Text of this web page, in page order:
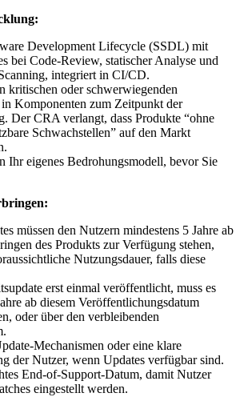
Development Lifecycle (SSDL) mit
bei Code-Review, statischer Analyse und
integriert in CI/CD.
kritischen oder schwerwiegenden
Komponenten zum Zeitpunkt der
Der CRA verlangt, dass Produkte “ohne
Schwachstellen” auf den Markt
Ihr eigenes Bedrohungsmodell, bevor Sie
müssen den Nutzern mindestens 5 Jahre ab
des Produkts zur Verfügung stehen,
Nutzungsdauer, falls diese
erst einmal veröffentlicht, muss es
ab diesem Veröffentlichungsdatum
oder über den verbleibenden
Mechanismen oder eine klare
der Nutzer, wenn Updates verfügbar sind.
End-of-Support-Datum, damit Nutzer
eingestellt werden.